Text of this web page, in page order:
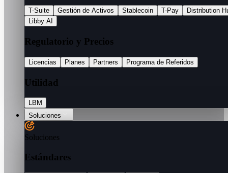
T-Suite Gestión de Activos Stablecoin T-Pay
Distribution
Libby AI
Regulatorio y Precios
Licencias Planes Partners Programa de Referidos
Utilidad
LBM
Soluciones
Soluciones
Estándares